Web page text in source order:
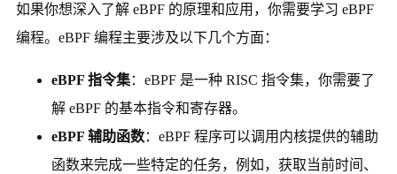
如果你想深入了解 eBPF 的原理和应用，你需要学习 eBPF
编程。eBPF 编程主要涉及以下几个方面：
eBPF 指令集：eBPF 是一种 RISC 指令集，你需要了
解 eBPF 的基本指令和寄存器。
eBPF 辅助函数：eBPF 程序可以调用内核提供的辅助
函数来完成一些特定的任务，例如，获取当前时间、